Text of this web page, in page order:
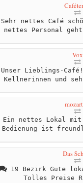
Sehr nettes Café
nettes Personal
Unser Lieblings-
Kellnerinnen und
Ein nettes Lokal mit
Bedienung ist
Das
19 Bezirk Gute
Tolles Preise